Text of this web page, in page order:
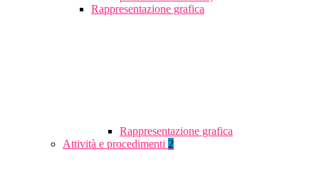
Rappresentazione grafica
Rappresentazione grafica
Attività e procedimenti 2